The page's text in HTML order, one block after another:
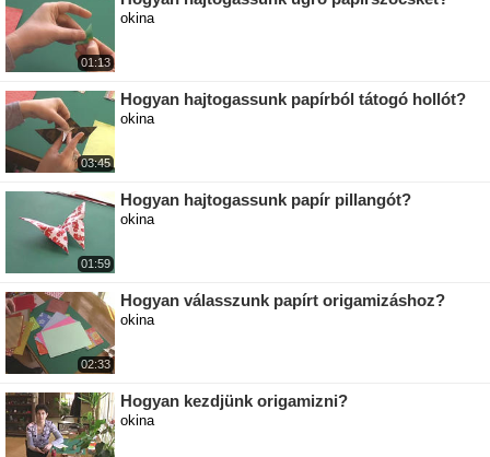
01:13
okina
03:45
Hogyan hajtogassunk papírból tátogó hollót?
okina
01:59
Hogyan hajtogassunk papír pillangót?
okina
02:33
Hogyan válasszunk papírt origamizáshoz?
okina
Hogyan kezdjünk origamizni?
okina